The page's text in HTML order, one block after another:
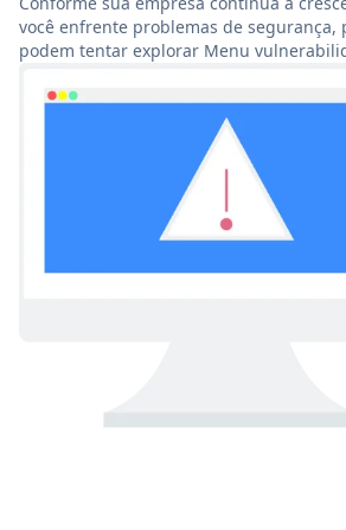
você enfrente problemas de segurança,
podem tentar explorar Menu